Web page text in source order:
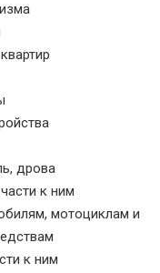
дрова
к ним
мотоциклам и
к ним